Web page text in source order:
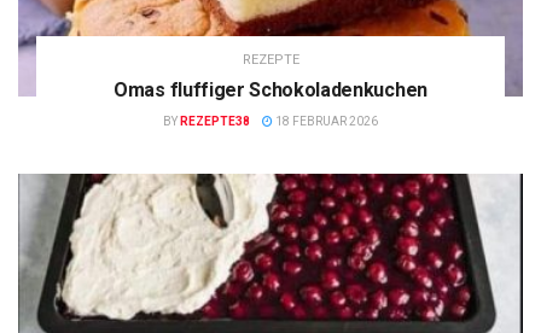
REZEPTE
Omas fluffiger Schokoladenkuchen
BY REZEPTE38 18 FEBRUAR 2026